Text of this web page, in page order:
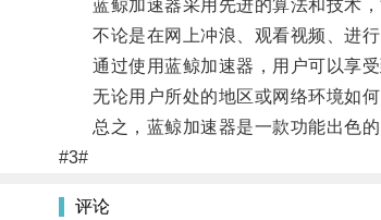
蓝鲸加速器采用先进的算法和技术，
不论是在网上冲浪、观看视频、进行
通过使用蓝鲸加速器，用户可以享受
无论用户所处的地区或网络环境如何
总之，蓝鲸加速器是一款功能出色的
#3#
评论